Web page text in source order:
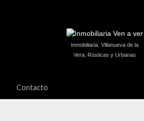
Inmobiliaria. Villanueva de la
Vera. Rústicas y Urbanas
Contacto